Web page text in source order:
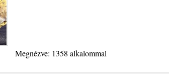
Megnézve: 1358 alkalommal